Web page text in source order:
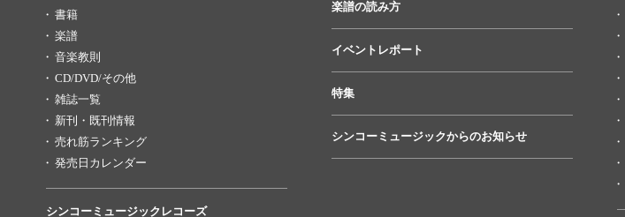
書籍
楽譜
音楽教則
CD/DVD/その他
雑誌一覧
新刊・既刊情報
売れ筋ランキング
発売日カレンダー
シンコーミュージックレコーズ
楽譜の読み方
イベントレポート
特集
シンコーミュージックからのお知らせ